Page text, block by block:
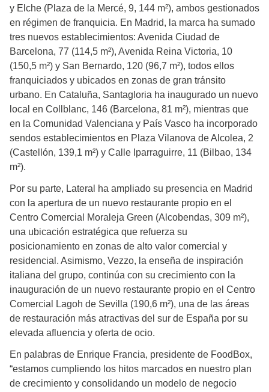
y Elche (Plaza de la Mercé, 9, 144 m²), ambos gestionados
en régimen de franquicia. En Madrid, la marca ha sumado
tres nuevos establecimientos: Avenida Ciudad de
Barcelona, 77 (114,5 m²), Avenida Reina Victoria, 10
(150,5 m²) y San Bernardo, 120 (96,7 m²), todos ellos
franquiciados y ubicados en zonas de gran tránsito
urbano. En Cataluña, Santagloria ha inaugurado un nuevo
local en Collblanc, 146 (Barcelona, 81 m²), mientras que
en la Comunidad Valenciana y País Vasco ha incorporado
sendos establecimientos en Plaza Vilanova de Alcolea, 2
(Castellón, 139,1 m²) y Calle Iparraguirre, 11 (Bilbao, 134
m²).
Por su parte, Lateral ha ampliado su presencia en Madrid
con la apertura de un nuevo restaurante propio en el
Centro Comercial Moraleja Green (Alcobendas, 309 m²),
una ubicación estratégica que refuerza su
posicionamiento en zonas de alto valor comercial y
residencial. Asimismo, Vezzo, la enseña de inspiración
italiana del grupo, continúa con su crecimiento con la
inauguración de un nuevo restaurante propio en el Centro
Comercial Lagoh de Sevilla (190,6 m²), una de las áreas
de restauración más atractivas del sur de España por su
elevada afluencia y oferta de ocio.
En palabras de Enrique Francia, presidente de FoodBox,
“estamos cumpliendo los hitos marcados en nuestro plan
de crecimiento y consolidando un modelo de negocio